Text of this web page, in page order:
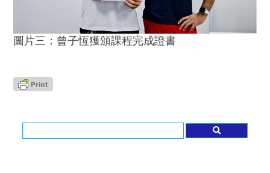
圖片三：曾子恆獲頒課程完成證書